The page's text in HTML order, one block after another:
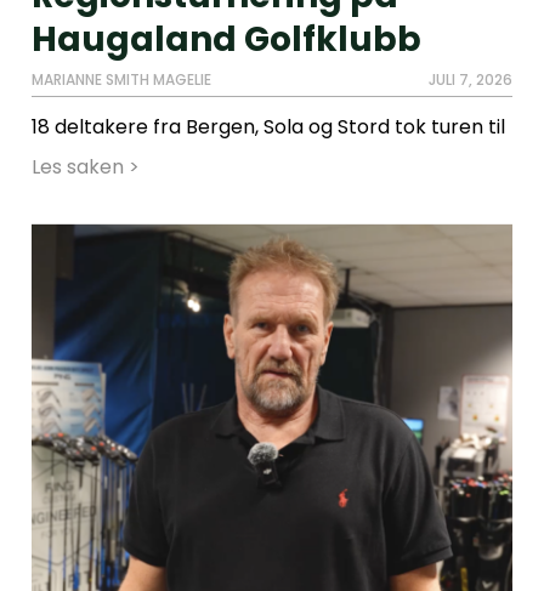
Haugaland Golfklubb
MARIANNE SMITH MAGELIE JULI 7, 2026
18 deltakere fra Bergen, Sola og Stord tok turen til
Les saken >